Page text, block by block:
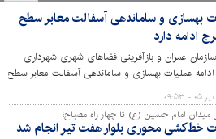
بهسازی و ساماندهی آسفالت معابر سطح
ادامه دارد
عمران و بازآفرینی فضاهای شهری شهرداری
عملیات بهسازی و ساماندهی آسفالت معابر سطح
هدف ارتقای کیفی آسفالت معابر و روان‌سازی تردد
خبر داد.
میدان امام حسین (ع) تا چهار راه مصباح؛
خط‌کشی محوری بلوار هفت تیر انجام شد